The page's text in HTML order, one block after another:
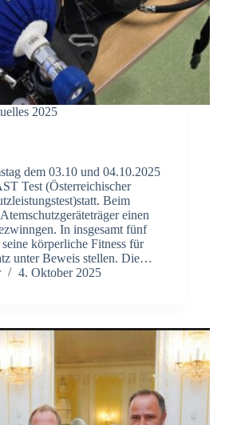
2025
dem 03.10 und 04.10.2025
Test (Österreichischer
Beim
einen
In insgesamt fünf
körperliche Fitness für
unter Beweis stellen. Die…
4. Oktober 2025